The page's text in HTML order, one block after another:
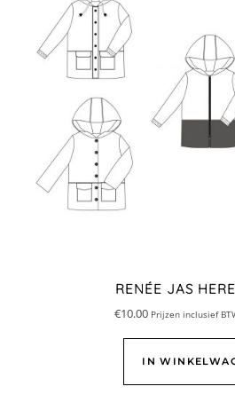
RENÉE JAS
€10.00 Prijzen inclusief
IN